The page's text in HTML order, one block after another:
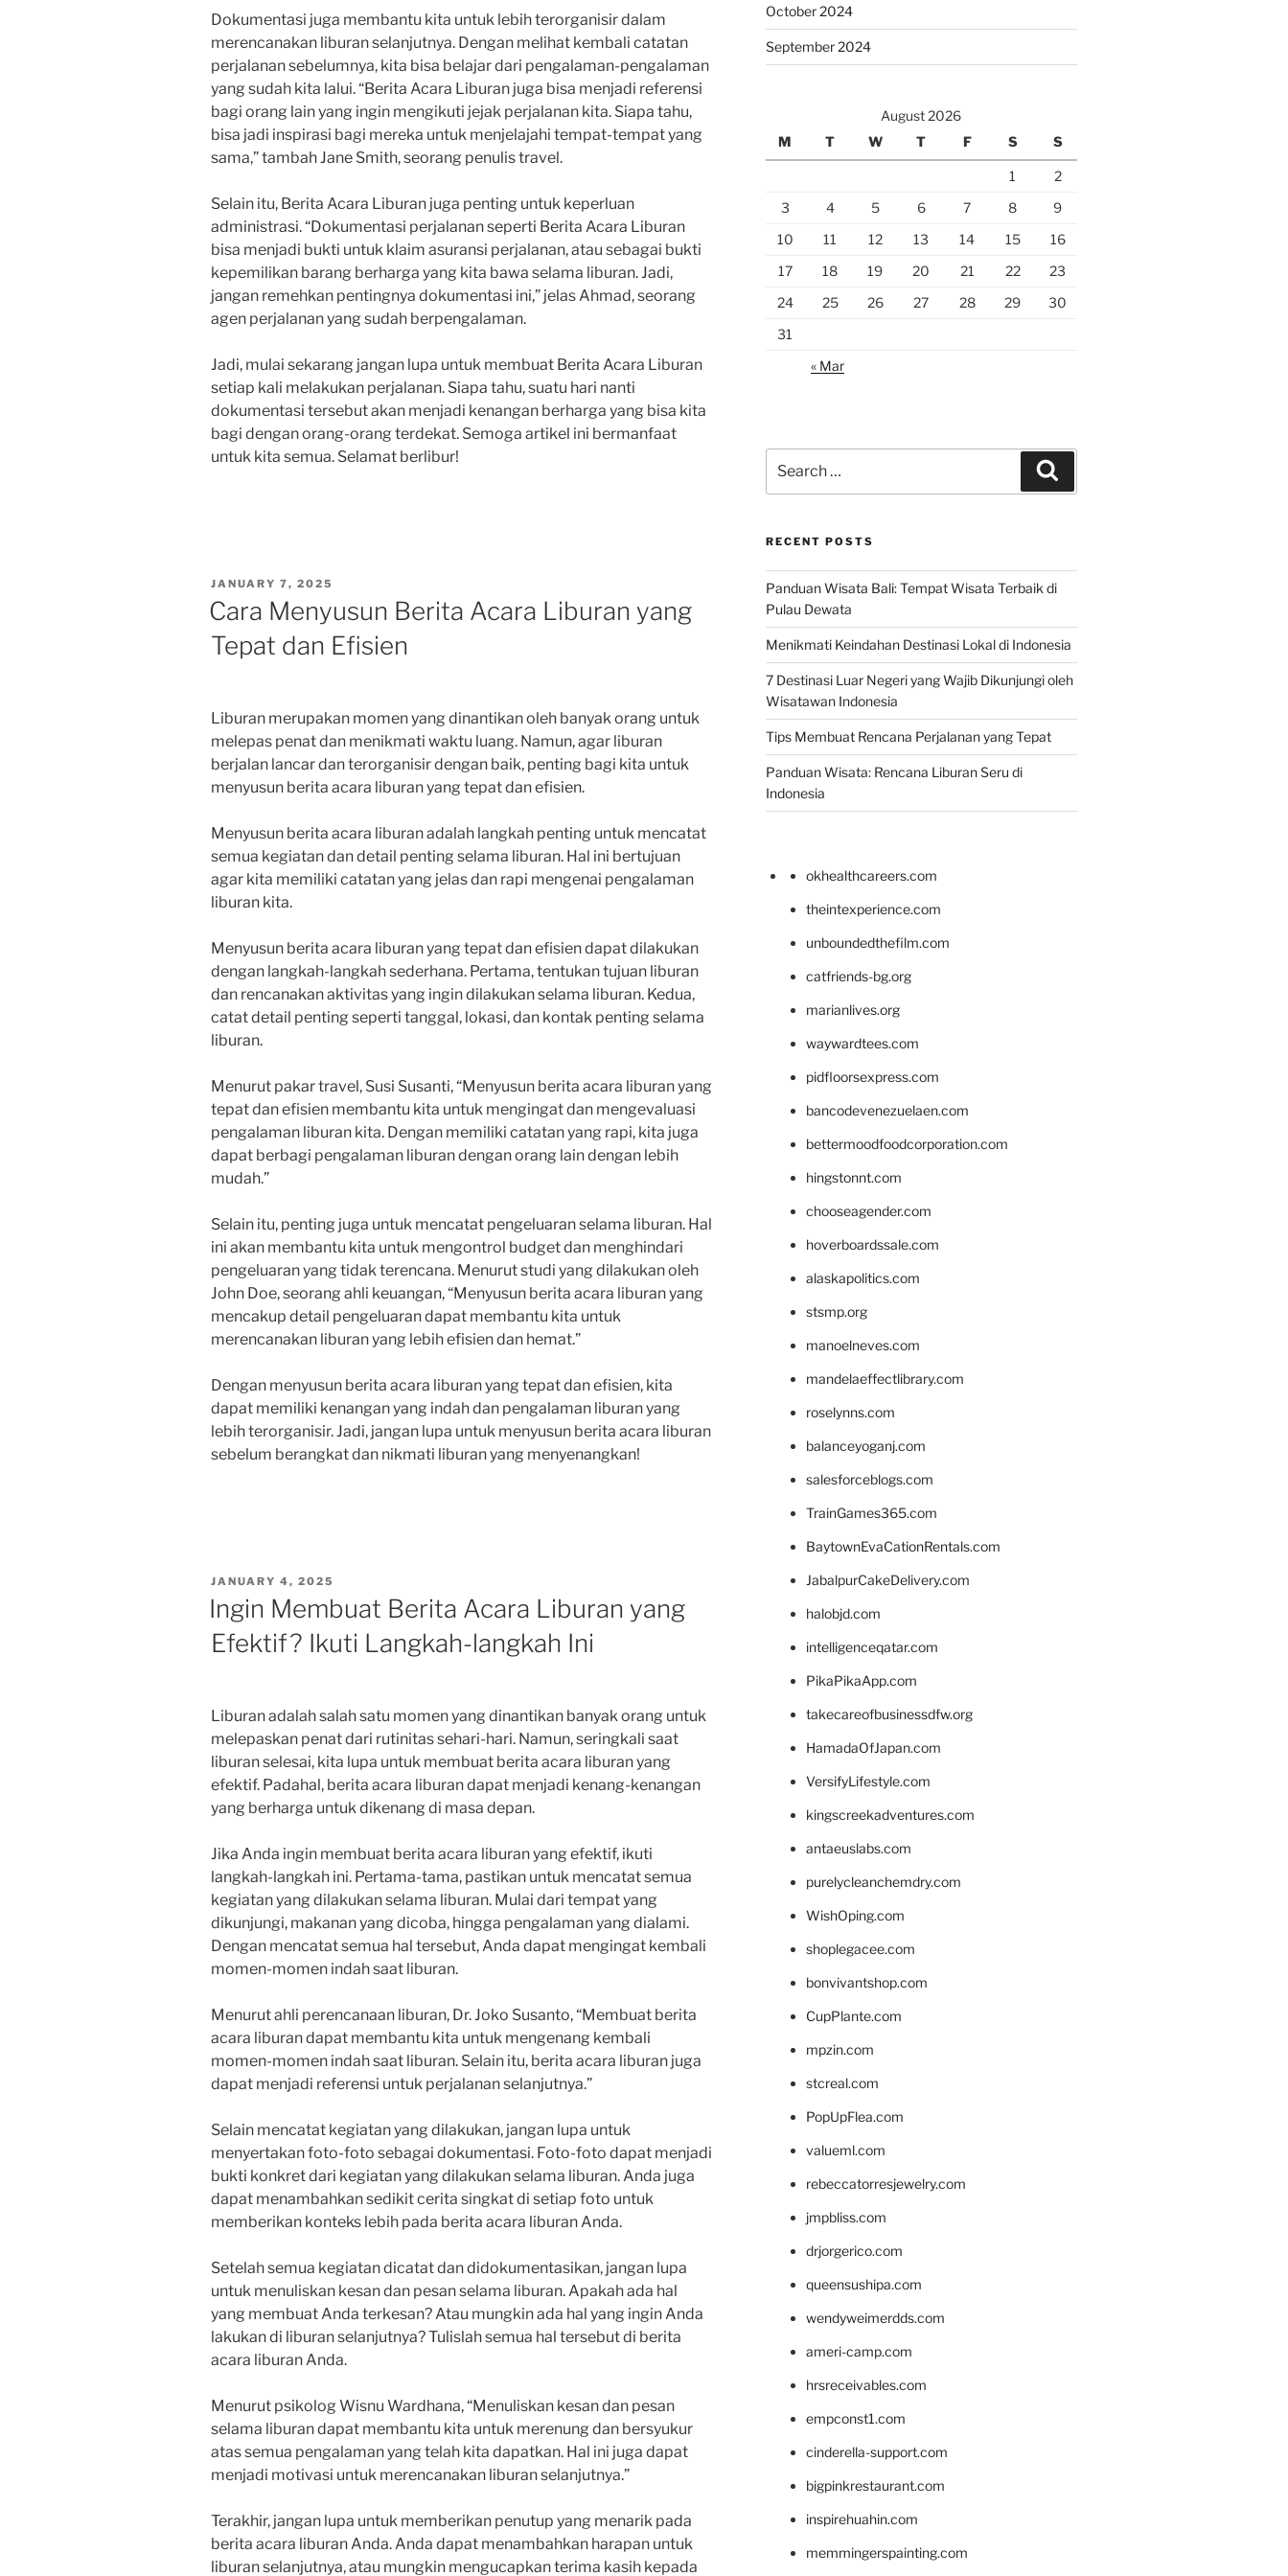
Dokumentasi juga membantu kita untuk lebih terorganisir dalam
merencanakan liburan selanjutnya. Dengan melihat kembali catatan
perjalanan sebelumnya, kita bisa belajar dari pengalaman-pengalaman
yang sudah kita lalui. “Berita Acara Liburan juga bisa menjadi referensi
bagi orang lain yang ingin mengikuti jejak perjalanan kita. Siapa tahu,
bisa jadi inspirasi bagi mereka untuk menjelajahi tempat-tempat yang
sama,” tambah Jane Smith, seorang penulis travel.
Selain itu, Berita Acara Liburan juga penting untuk keperluan
administrasi. “Dokumentasi perjalanan seperti Berita Acara Liburan
bisa menjadi bukti untuk klaim asuransi perjalanan, atau sebagai bukti
kepemilikan barang berharga yang kita bawa selama liburan. Jadi,
jangan remehkan pentingnya dokumentasi ini,” jelas Ahmad, seorang
agen perjalanan yang sudah berpengalaman.
Jadi, mulai sekarang jangan lupa untuk membuat Berita Acara Liburan
setiap kali melakukan perjalanan. Siapa tahu, suatu hari nanti
dokumentasi tersebut akan menjadi kenangan berharga yang bisa kita
bagi dengan orang-orang terdekat. Semoga artikel ini bermanfaat
untuk kita semua. Selamat berlibur!
POSTED
JANUARY 7, 2025
Cara Menyusun Berita Acara Liburan yang
Tepat dan Efisien
Liburan merupakan momen yang dinantikan oleh banyak orang untuk
melepas penat dan menikmati waktu luang. Namun, agar liburan
berjalan lancar dan terorganisir dengan baik, penting bagi kita untuk
menyusun berita acara liburan yang tepat dan efisien.
Menyusun berita acara liburan adalah langkah penting untuk mencatat
semua kegiatan dan detail penting selama liburan. Hal ini bertujuan
agar kita memiliki catatan yang jelas dan rapi mengenai pengalaman
liburan kita.
Menyusun berita acara liburan yang tepat dan efisien dapat dilakukan
dengan langkah-langkah sederhana. Pertama, tentukan tujuan liburan
dan rencanakan aktivitas yang ingin dilakukan selama liburan. Kedua,
catat detail penting seperti tanggal, lokasi, dan kontak penting selama
liburan.
Menurut pakar travel, Susi Susanti, “Menyusun berita acara liburan yang
tepat dan efisien membantu kita untuk mengingat dan mengevaluasi
pengalaman liburan kita. Dengan memiliki catatan yang rapi, kita juga
dapat berbagi pengalaman liburan dengan orang lain dengan lebih
mudah.”
Selain itu, penting juga untuk mencatat pengeluaran selama liburan. Hal
ini akan membantu kita untuk mengontrol budget dan menghindari
pengeluaran yang tidak terencana. Menurut studi yang dilakukan oleh
John Doe, seorang ahli keuangan, “Menyusun berita acara liburan yang
mencakup detail pengeluaran dapat membantu kita untuk
merencanakan liburan yang lebih efisien dan hemat.”
Dengan menyusun berita acara liburan yang tepat dan efisien, kita
dapat memiliki kenangan yang indah dan pengalaman liburan yang
lebih terorganisir. Jadi, jangan lupa untuk menyusun berita acara liburan
sebelum berangkat dan nikmati liburan yang menyenangkan!
POSTED
ON
JANUARY 4, 2025
Ingin Membuat Berita Acara Liburan yang
Efektif? Ikuti Langkah-langkah Ini
Liburan adalah salah satu momen yang dinantikan banyak orang untuk
melepaskan penat dari rutinitas sehari-hari. Namun, seringkali saat
liburan selesai, kita lupa untuk membuat berita acara liburan yang
efektif. Padahal, berita acara liburan dapat menjadi kenang-kenangan
yang berharga untuk dikenang di masa depan.
Jika Anda ingin membuat berita acara liburan yang efektif, ikuti
langkah-langkah ini. Pertama-tama, pastikan untuk mencatat semua
kegiatan yang dilakukan selama liburan. Mulai dari tempat yang
dikunjungi, makanan yang dicoba, hingga pengalaman yang dialami.
Dengan mencatat semua hal tersebut, Anda dapat mengingat kembali
momen-momen indah saat liburan.
Menurut ahli perencanaan liburan, Dr. Joko Susanto, “Membuat berita
acara liburan dapat membantu kita untuk mengenang kembali
momen-momen indah saat liburan. Selain itu, berita acara liburan juga
dapat menjadi referensi untuk perjalanan selanjutnya.”
Selain mencatat kegiatan yang dilakukan, jangan lupa untuk
menyertakan foto-foto sebagai dokumentasi. Foto-foto dapat menjadi
bukti konkret dari kegiatan yang dilakukan selama liburan. Anda juga
dapat menambahkan sedikit cerita singkat di setiap foto untuk
memberikan konteks lebih pada berita acara liburan Anda.
Setelah semua kegiatan dicatat dan didokumentasikan, jangan lupa
untuk menuliskan kesan dan pesan selama liburan. Apakah ada hal
yang membuat Anda terkesan? Atau mungkin ada hal yang ingin Anda
lakukan di liburan selanjutnya? Tulislah semua hal tersebut di berita
acara liburan Anda.
Menurut psikolog Wisnu Wardhana, “Menuliskan kesan dan pesan
selama liburan dapat membantu kita untuk merenung dan bersyukur
atas semua pengalaman yang telah kita dapatkan. Hal ini juga dapat
menjadi motivasi untuk merencanakan liburan selanjutnya.”
Terakhir, jangan lupa untuk memberikan penutup yang menarik pada
berita acara liburan Anda. Anda dapat menambahkan harapan untuk
liburan selanjutnya, atau mungkin mengucapkan terima kasih kepada
October 2024
September 2024
August 2026
M
T W T F S S
1
2
3
4 5 6 7 8
9
10
11 12 13 14 15
16
17
18 19 20 21 22
23
24
25 26 27 28 29
30
31
« Mar
for:
RECENT POSTS
Panduan Wisata Bali: Tempat Wisata Terbaik di
Pulau Dewata
Menikmati Keindahan Destinasi Lokal di Indonesia
7 Destinasi Luar Negeri yang Wajib Dikunjungi oleh
Wisatawan Indonesia
Tips Membuat Rencana Perjalanan yang Tepat
Panduan Wisata: Rencana Liburan Seru di
Indonesia
okhealthcareers.com
theintexperience.com
unboundedthefilm.com
catfriends-bg.org
marianlives.org
waywardtees.com
pidfloorsexpress.com
bancodevenezuelaen.com
bettermoodfoodcorporation.com
hingstonnt.com
chooseagender.com
hoverboardssale.com
alaskapolitics.com
stsmp.org
manoelneves.com
mandelaeffectlibrary.com
roselynns.com
balanceyoganj.com
salesforceblogs.com
TrainGames365.com
BaytownEvaCationRentals.com
JabalpurCakeDelivery.com
halobjd.com
intelligenceqatar.com
PikaPikaApp.com
takecareofbusinessdfw.org
HamadaOfJapan.com
VersifyLifestyle.com
kingscreekadventures.com
antaeuslabs.com
purelycleanchemdry.com
WishOping.com
shoplegacee.com
bonvivantshop.com
CupPlante.com
mpzin.com
stcreal.com
PopUpFlea.com
valueml.com
rebeccatorresjewelry.com
jmpbliss.com
drjorgerico.com
queensushipa.com
wendyweimerdds.com
ameri-camp.com
hrsreceivables.com
empconst1.com
cinderella-support.com
bigpinkrestaurant.com
inspirehuahin.com
memmingerspainting.com